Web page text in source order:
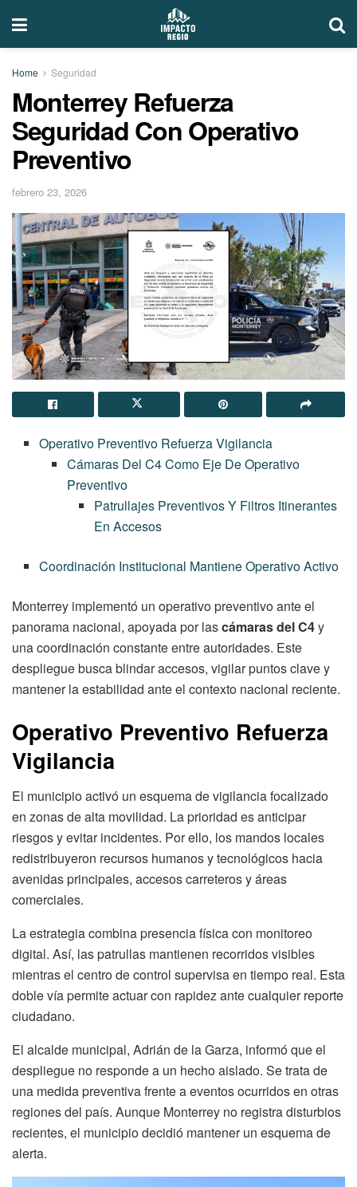
Home Seguridad
Monterrey Refuerza
Seguridad Con Operativo
Preventivo
febrero 23, 2026
Operativo Preventivo Refuerza Vigilancia
Cámaras Del C4 Como Eje De Operativo
Preventivo
Patrullajes Preventivos Y Filtros Itinerantes
En Accesos
Coordinación Institucional Mantiene Operativo Activo
Monterrey implementó un operativo preventivo ante el
panorama nacional, apoyada por lascámaras del C4y
una coordinación constante entre autoridades. Este
despliegue busca blindar accesos, vigilar puntos clave y
mantener la estabilidad ante el contexto nacional reciente.
Operativo Preventivo Refuerza
Vigilancia
El municipio activó un esquema de vigilancia focalizado
en zonas de alta movilidad. La prioridad es anticipar
riesgos y evitar incidentes. Por ello, los mandos locales
redistribuyeron recursos humanos y tecnológicos hacia
avenidas principales, accesos carreteros y áreas
comerciales.
La estrategia combina presencia física con monitoreo
digital. Así, las patrullas mantienen recorridos visibles
mientras el centro de control supervisa en tiempo real. Esta
doble vía permite actuar con rapidez ante cualquier reporte
ciudadano.
El alcalde municipal, Adrián de la Garza, informó que el
despliegue no responde a un hecho aislado. Se trata de
una medida preventiva frente a eventos ocurridos en otras
regiones del país. Aunque Monterrey no registra disturbios
recientes, el municipio decidió mantener un esquema de
alerta.